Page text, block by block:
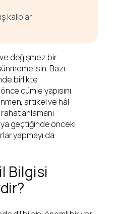
kalıpları
ve değişmez bir
Bazı
birlikte
cümle yapısını
artikel ve hâl
anlamanı
geçtiğinde önceki
yapmayı da
Bilgisi